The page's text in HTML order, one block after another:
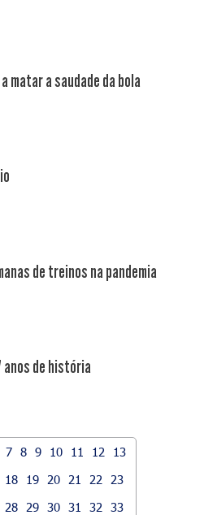
matar a saudade da bola
de treinos na pandemia
anos de história
7 8 9 10 11 12
13
18 19 20 21 22
23
28 29 30 31 32
33